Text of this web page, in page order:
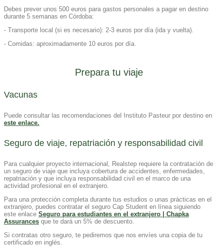
Debes prever unos 500 euros para gastos personales a pagar en destino
durante 5 semanas en Córdoba:
- Transporte local (si es necesario): 2-3 euros por día (ida y vuelta).
- Comidas: aproximadamente 10 euros por día.
Prepara tu viaje
Vacunas
Puede consultar las recomendaciones del Instituto Pasteur por destino en
este enlace.
Seguro de viaje, repatriación y responsabilidad civil
Para cualquier proyecto internacional, Realstep requiere la contratación de
un seguro de viaje que incluya cobertura de accidentes, enfermedades,
repatriación y que incluya responsabilidad civil en el marco de una
actividad profesional en el extranjero.
Para una protección completa durante tus estudios o unas prácticas en el
extranjero, puedes contratar el seguro Cap Student en línea siguiendo
este enlace Seguro para estudiantes en el extranjero | Chapka
Assurances que te dará un 5% de descuento.
Si contratas otro seguro, te pediremos que nos envíes una copia de tu
certificado en inglés.